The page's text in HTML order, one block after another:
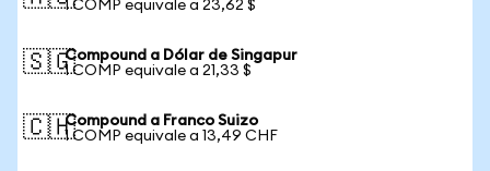
1 COMP equivale a 23,62 $
🇸🇬Compound a Dólar de Singapur
1 COMP equivale a 21,33 $
🇨🇭Compound a Franco Suizo
1 COMP equivale a 13,49 CHF